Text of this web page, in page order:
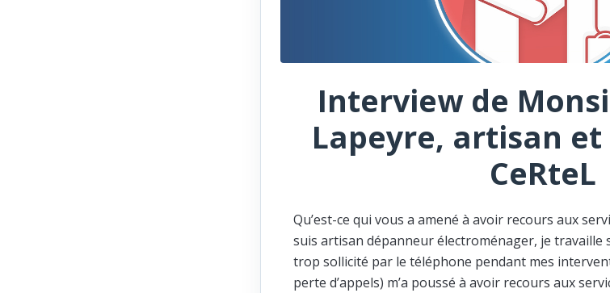
Interview de
Lapeyre, artisan
CeRteL
Qu’est-ce qui vous a amené à avoir recours aux
suis artisan dépanneur électroménager, je travaille
trop sollicité par le téléphone pendant mes
perte d’appels) m’a poussé à avoir recours aux